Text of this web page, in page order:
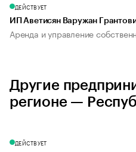
ДЕЙСТВУЕТ
ИП Аветисян Варужан
Аренда и управление
Другие
регионе —
ДЕЙСТВУЕТ